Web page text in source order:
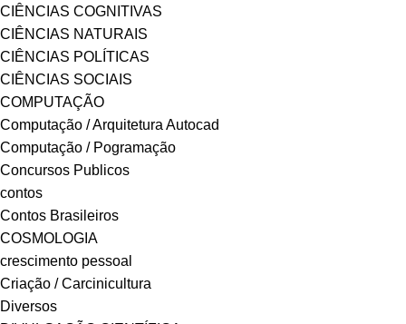
CIÊNCIAS COGNITIVAS
CIÊNCIAS NATURAIS
CIÊNCIAS POLÍTICAS
CIÊNCIAS SOCIAIS
COMPUTAÇÃO
Computação / Arquitetura Autocad
Computação / Pogramação
Concursos Publicos
contos
Contos Brasileiros
COSMOLOGIA
crescimento pessoal
Criação / Carcinicultura
Diversos